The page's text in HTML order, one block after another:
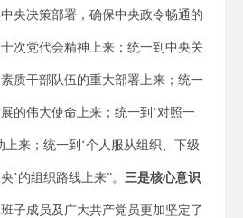
央决策部署，确保中央政令畅通的
次党代会精神上来；统一到中央关
质干部队伍的重大部署上来；统一
的伟大使命上来；统一到‘对照一
上来；统一到‘个人服从组织、下级
’的组织路线上来”。 三是核心意识
子成员及广大共产党员更加坚定了